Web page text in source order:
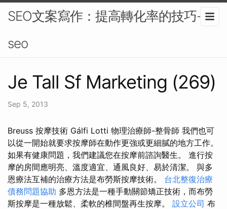
SEO文案寫作：提高轉化率的技巧-
seo
Je Tall Sf Marketing (269)
Sep 5, 2013
Breuss 按摩技術 Gálfi Lotti 物理治療師-整骨師 我們也可
以從一開始就要求按摩師在動作更強或更細膩的地方工作。
如果有健康問題，我們建議您在按摩前諮詢醫生。 進行按
摩的房間應明亮、溫度適宜、通風良好、易於清潔。 與多
恩療法互補的治療方法是布勞斯按摩技術。 台北整復治療
債務問題協助 多恩方法是一種手動關節矯正技術，而布勞
斯按摩是一種放鬆、柔軟的椎間盤再生按摩。 設立公司 布